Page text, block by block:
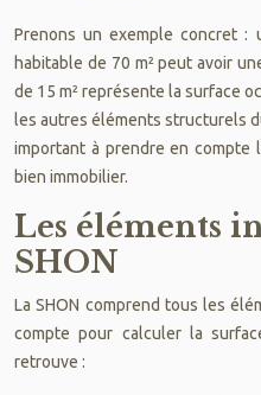
Prenons un exemple concret :
habitable de 70 m² peut avoir
de 15 m² représente la surface
les autres éléments structurels
important à prendre en compte
bien immobilier.
Les éléments
SHON
La SHON comprend tous les
compte pour calculer la
retrouve :